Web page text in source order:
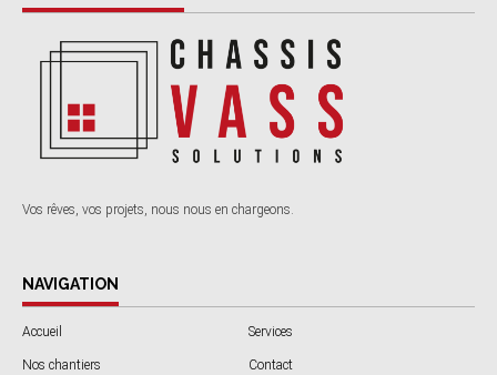
Vos rêves, vos projets, nous nous en chargeons.
NAVIGATION
Accueil Services
Nos chantiers Contact